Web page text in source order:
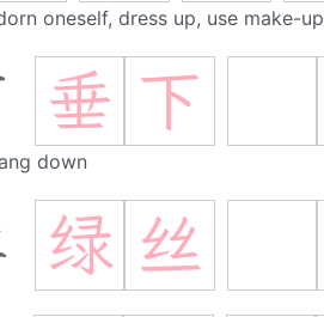
oneself, dress up, use make-up
垂 下
down
绿 丝